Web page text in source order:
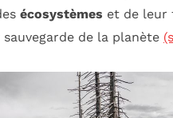
écosystèmes et de leur
de la planète